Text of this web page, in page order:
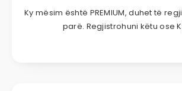
Ky mësim është PREMIUM, duhet të
parë. Regjistrohuni këtu ose